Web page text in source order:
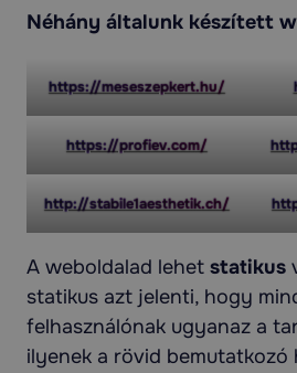
Néhány általunk készített
https://meseszepkert.hu/
https://profiev.com/
http://stabile1aesthetik.ch/
A weboldalad lehet statikus
statikus azt jelenti, hogy
felhasználónak ugyanaz a
ilyenek a rövid bemutatkozó